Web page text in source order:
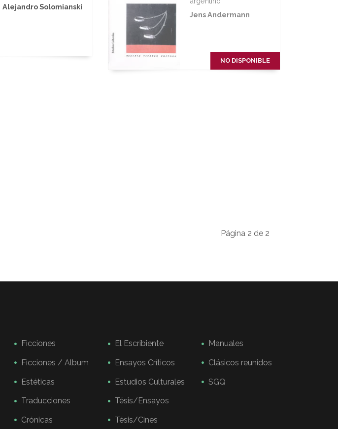
Alejandro Solomianski
NO DISPONIBLE
Jens Andermann
Página 2 de 2
Ficciones
Ficciones / Album
Estéticas
Traducciones
Crónicas
El Escribiente
Ensayos Críticos
Estudios Culturales
Tésis/Ensayos
Tésis/Cines
Manuales
Clásicos reunidos
SGQ